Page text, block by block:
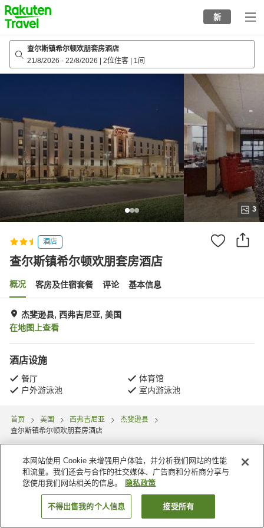
to
top
page
新
查尔斯镇希尔顿欢朋套房酒店
21/8/2026 - 22/8/2026 2位住客 1间
3
酒店
查尔斯镇希尔顿欢朋套房酒店
概况 客房及住宿套餐 评论 基本信息
杰斐逊县, 西弗吉尼亚, 美国
在地图上查看
酒店设施
餐厅
体育馆
户外游泳池
室内游泳池
首页 美国 西弗吉尼亚
杰斐逊县
查尔斯镇希尔顿欢朋套房酒店
搜索客房
本网站使用 Cookie 来增强用户体验，并分析我们网站的性能
和流量。我们还会与合作的社交媒体、广告商和分析商分享与
您使用我们网站相关的信息。
隐私政策
不得出售我的个人信息 接受所有